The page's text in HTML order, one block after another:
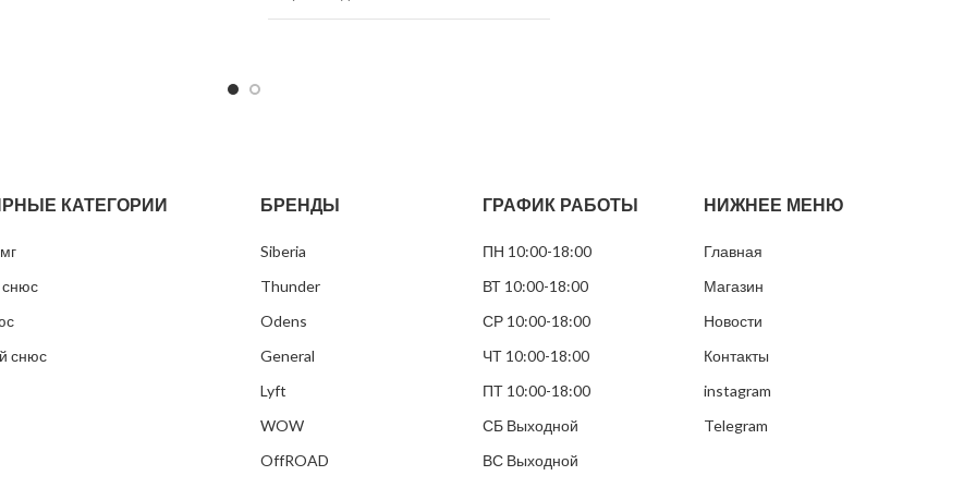
Размер пакетиков Тонкие
Пакетиков
КАТЕГОРИИ
снюс
БРЕНДЫ
Siberia
Thunder
Odens
General
Lyft
WOW
OffROAD
ГРАФИК РАБОТЫ
ПН 10:00-18:00
ВТ 10:00-18:00
СР 10:00-18:00
ЧТ 10:00-18:00
ПТ 10:00-18:00
СБ Выходной
ВС Выходной
НИЖНЕЕ МЕНЮ
Главная
Магазин
Новости
Контакты
instagram
Telegram